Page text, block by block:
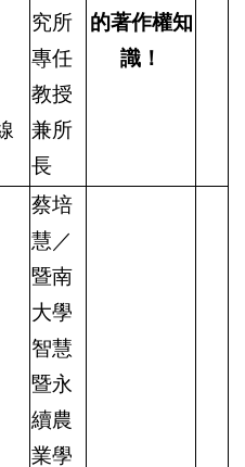
究所
專任
教授
兼所
長
的著作權知
識！
蔡培
慧／
暨南
大學
智慧
暨永
續農
業學